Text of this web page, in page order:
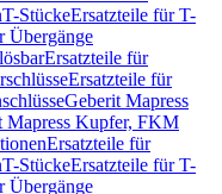
T-StückeErsatzteile für T-
Übergänge
Ersatzteile für
Ersatzteile für
Geberit Mapress
Mapress Kupfer, FKM
Ersatzteile für
T-StückeErsatzteile für T-
Übergänge